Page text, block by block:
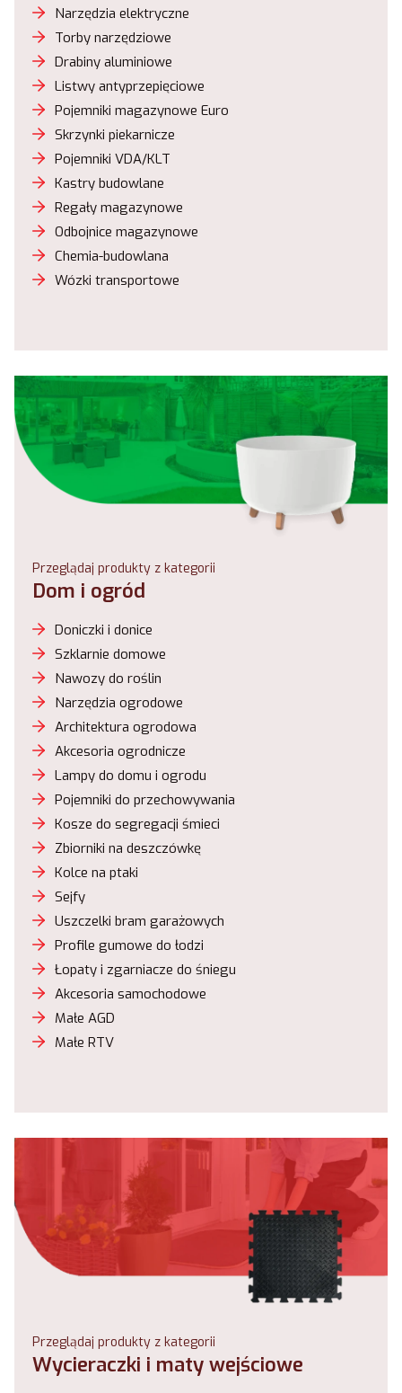
Narzędzia elektryczne
Torby narzędziowe
Drabiny aluminiowe
Listwy antyprzepięciowe
Pojemniki magazynowe Euro
Skrzynki piekarnicze
Pojemniki VDA/KLT
Kastry budowlane
Regały magazynowe
Odbojnice magazynowe
Chemia-budowlana
Wózki transportowe
Przeglądaj produkty z kategorii
Dom i ogród
Doniczki i donice
Szklarnie domowe
Nawozy do roślin
Narzędzia ogrodowe
Architektura ogrodowa
Akcesoria ogrodnicze
Lampy do domu i ogrodu
Pojemniki do przechowywania
Kosze do segregacji śmieci
Zbiorniki na deszczówkę
Kolce na ptaki
Sejfy
Uszczelki bram garażowych
Profile gumowe do łodzi
Łopaty i zgarniacze do śniegu
Akcesoria samochodowe
Małe AGD
Małe RTV
Przeglądaj produkty z kategorii
Wycieraczki i maty wejściowe